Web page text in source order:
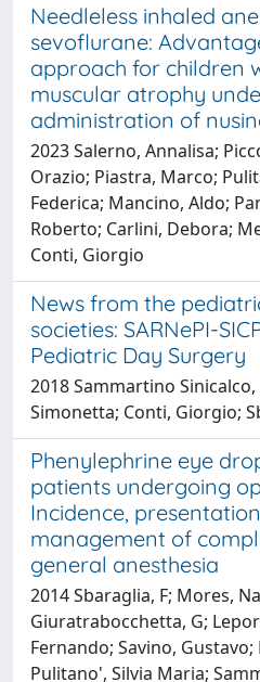
Needleless inhaled
sevoflurane:
approach for children
muscular atrophy
administration of
2023 Salerno, Annalisa;
Orazio; Piastra, Marco;
Federica; Mancino, Aldo;
Roberto; Carlini, Debora;
Conti, Giorgio
News from the
societies: SARNePI-
Pediatric Day Surgery
2018 Sammartino
Simonetta; Conti, Giorgio;
Phenylephrine eye
patients undergoing
Incidence,
management of
general anesthesia
2014 Sbaraglia, F; Mores,
Giuratrabocchetta, G;
Fernando; Savino,
Pulitano', Silvia Maria;